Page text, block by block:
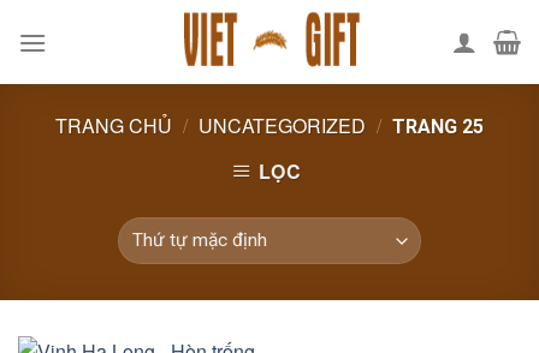
TRANG CHỦ / UNCATEGORIZED / TRANG 25
LỌC